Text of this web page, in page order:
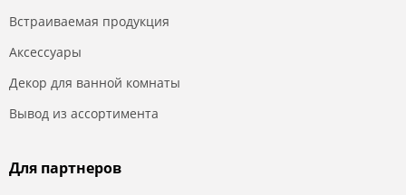
Встраиваемая продукция
Аксессуары
Декор для ванной комнаты
Вывод из ассортимента
Для партнеров